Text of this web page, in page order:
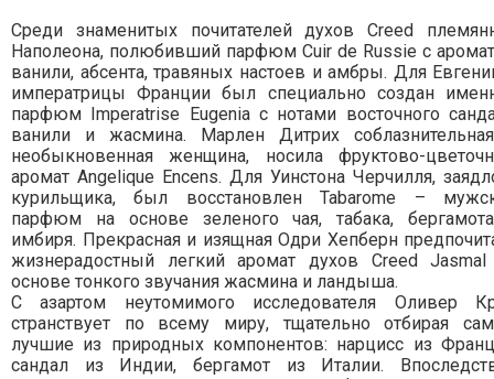
Среди знаменитых почитателей духов Creed
Наполеона, полюбивший парфюм Cuir de Russie с
ванили, абсента, травяных настоев и амбры. Для
императрицы Франции был специально создан
парфюм Imperatrise Eugenia с нотами восточного
ванили и жасмина. Марлен Дитрих
необыкновенная женщина, носила фруктово-
аромат Angelique Encens. Для Уинстона Черчилля,
курильщика, был восстановлен Tabarome –
парфюм на основе зеленого чая, табака,
имбиря. Прекрасная и изящная Одри Хепберн
жизнерадостный легкий аромат духов Creed
основе тонкого звучания жасмина и ландыша.
С азартом неутомимого исследователя Оливер
странствует по всему миру, тщательно отбирая
лучшие из природных компонентов: нарцисс из
сандал из Индии, бергамот из Италии.